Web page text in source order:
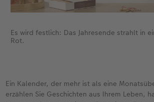
Es wird festlich: Das Jahresende strahlt in
Rot.
Ein Kalender, der mehr ist als eine
erzählen Sie Geschichten aus Ihrem Leben,